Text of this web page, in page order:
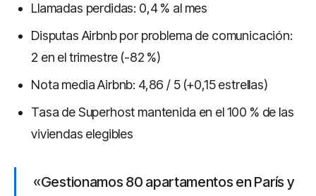
Llamadas perdidas: 0,4 % al mes
Disputas Airbnb por problema de comunicación:
2 en el trimestre (-82 %)
Nota media Airbnb: 4,86 / 5 (+0,15 estrellas)
Tasa de Superhost mantenida en el 100 % de las
viviendas elegibles
«Gestionamos 80 apartamentos en París y